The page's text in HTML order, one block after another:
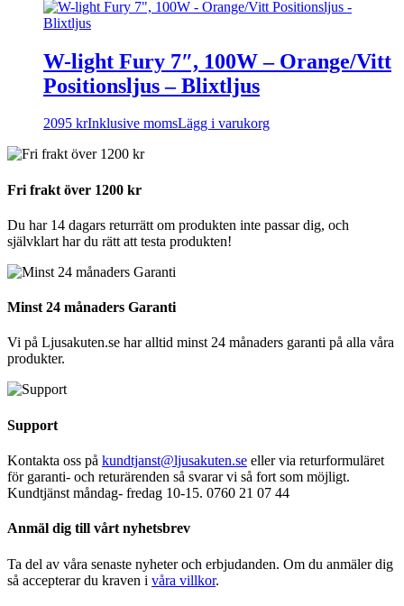
W-light Fury 7″, 100W – Orange/Vitt
Positionsljus – Blixtljus
2095 krInklusive momsLägg i varukorg
Fri frakt över 1200 kr
Du har 14 dagars returrätt om produkten inte passar dig, och
självklart har du rätt att testa produkten!
Minst 24 månaders Garanti
Vi på Ljusakuten.se har alltid minst 24 månaders garanti på alla våra
produkter.
Support
Kontakta oss på kundtjanst@ljusakuten.se eller via returformuläret
för garanti- och returärenden så svarar vi så fort som möjligt.
Kundtjänst måndag- fredag 10-15. 0760 21 07 44
Anmäl dig till vårt nyhetsbrev
Ta del av våra senaste nyheter och erbjudanden. Om du anmäler dig
så accepterar du kraven i våra villkor.